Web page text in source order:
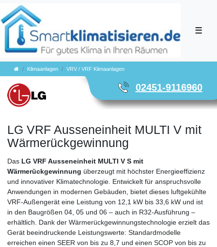
☰
Klimaanlagen VRV / VRF Klimaanlagen
02451-9116960
LG VRF Ausseneinheit MULTI V mit
Wärmerückgewinnung
Das LG VRF Ausseneinheit MULTI V S mit
Wärmerückgewinnung überzeugt mit höchster Energieeffizienz
und innovativer Klimatechnologie. Entwickelt für anspruchsvolle
Anwendungen in modernen Gebäuden, bietet dieses luftgekühlte
VRF-Außengerät eine Leistung von 12,1 kW bis 33,6 kW und ist
in den Baugrößen 04, 05 und 06 – auch in R32-Ausführung –
erhältlich. Dank der Wärmerückgewinnungstechnologie erzielt das
Gerät beeindruckende Leistungswerte: Standardmodelle
erreichen einen SEER von bis zu 8,7 und einen SCOP von bis zu